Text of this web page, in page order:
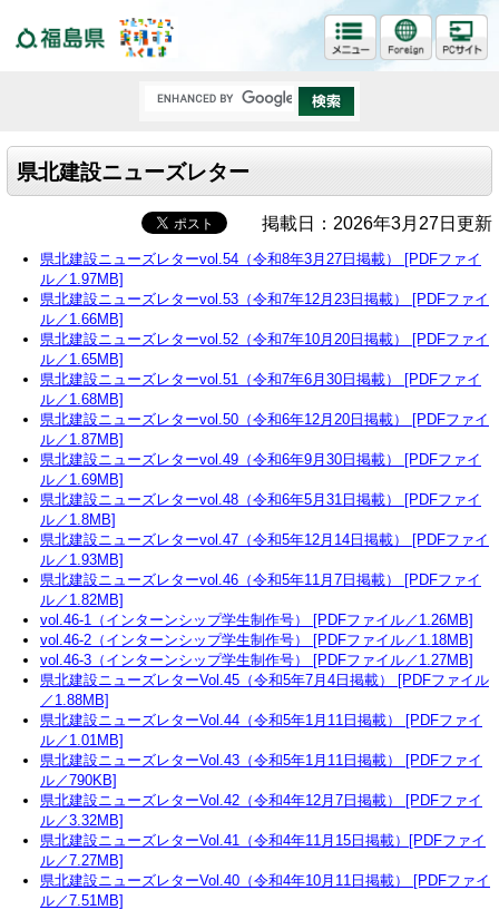
県北建設ニューズレター
掲載日：2026年3月27日更新
県北建設ニューズレターvol.54（令和8年3月27日掲載） [PDFファイ
ル／1.97MB]
県北建設ニューズレターvol.53（令和7年12月23日掲載） [PDFファイ
ル／1.66MB]
県北建設ニューズレターvol.52（令和7年10月20日掲載） [PDFファイ
ル／1.65MB]
県北建設ニューズレターvol.51（令和7年6月30日掲載） [PDFファイ
ル／1.68MB]
県北建設ニューズレターvol.50（令和6年12月20日掲載） [PDFファイ
ル／1.87MB]
県北建設ニューズレターvol.49（令和6年9月30日掲載） [PDFファイ
ル／1.69MB]
県北建設ニューズレターvol.48（令和6年5月31日掲載） [PDFファイ
ル／1.8MB]
県北建設ニューズレターvol.47（令和5年12月14日掲載） [PDFファイ
ル／1.93MB]
県北建設ニューズレターvol.46（令和5年11月7日掲載） [PDFファイ
ル／1.82MB]
vol.46-1（インターンシップ学生制作号） [PDFファイル／1.26MB]
vol.46-2（インターンシップ学生制作号） [PDFファイル／1.18MB]
vol.46-3（インターンシップ学生制作号） [PDFファイル／1.27MB]
県北建設ニューズレターVol.45（令和5年7月4日掲載） [PDFファイル
／1.88MB]
県北建設ニューズレターVol.44（令和5年1月11日掲載） [PDFファイ
ル／1.01MB]
県北建設ニューズレターVol.43（令和5年1月11日掲載） [PDFファイ
ル／790KB]
県北建設ニューズレターVol.42（令和4年12月7日掲載） [PDFファイ
ル／3.32MB]
県北建設ニューズレターVol.41（令和4年11月15日掲載）[PDFファイ
ル／7.27MB]
県北建設ニューズレターVol.40（令和4年10月11日掲載） [PDFファイ
ル／7.51MB]